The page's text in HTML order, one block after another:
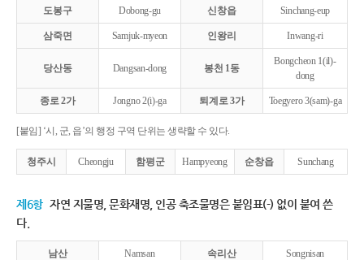
도봉구 Dobong-gu 신창읍 Sinchang-eup
삼죽면 Samjuk-myeon 인왕리 Inwang-ri
당산동 Dangsan-dong 봉천 1동
Bongcheon 1(il)-
dong
종로 2가 Jongno 2(i)-ga 퇴계로 3가 Toegyero 3(sam)-ga
[붙임] ‘시, 군, 읍’의 행정 구역 단위는 생략할 수 있다.
청주시 Cheongju 함평군 Hampyeong 순창읍 Sunchang
제6항 자연 지물명, 문화재명, 인공 축조물명은 붙임표(-) 없이 붙여 쓴
다.
남산 Namsan 속리산 Songnisan